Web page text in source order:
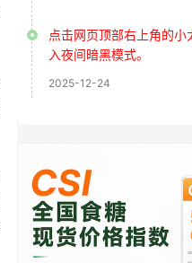
点击网页顶部右上角的小
入夜间暗黑模式。
2025-12-24